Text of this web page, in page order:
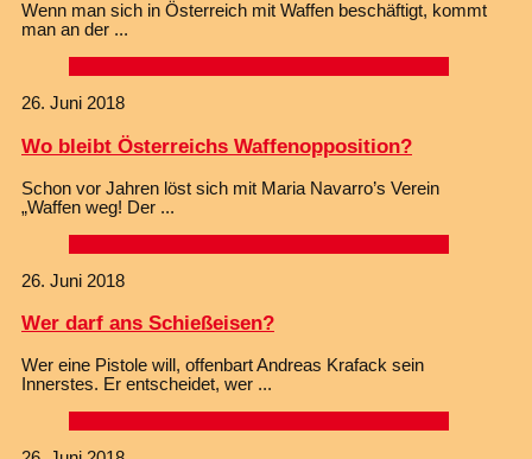
Wenn man sich in Österreich mit Waffen beschäftigt, kommt
man an der
26. Juni 2018
Wo bleibt Österreichs Waffenopposition?
Schon vor Jahren löst sich mit Maria Navarro’s Verein
„Waffen weg! Der
26. Juni 2018
Wer darf ans Schießeisen?
Wer eine Pistole will, offenbart Andreas Krafack sein
Innerstes. Er entscheidet, wer